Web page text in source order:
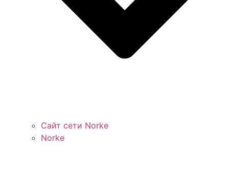
Сайт сети Norke
Norke